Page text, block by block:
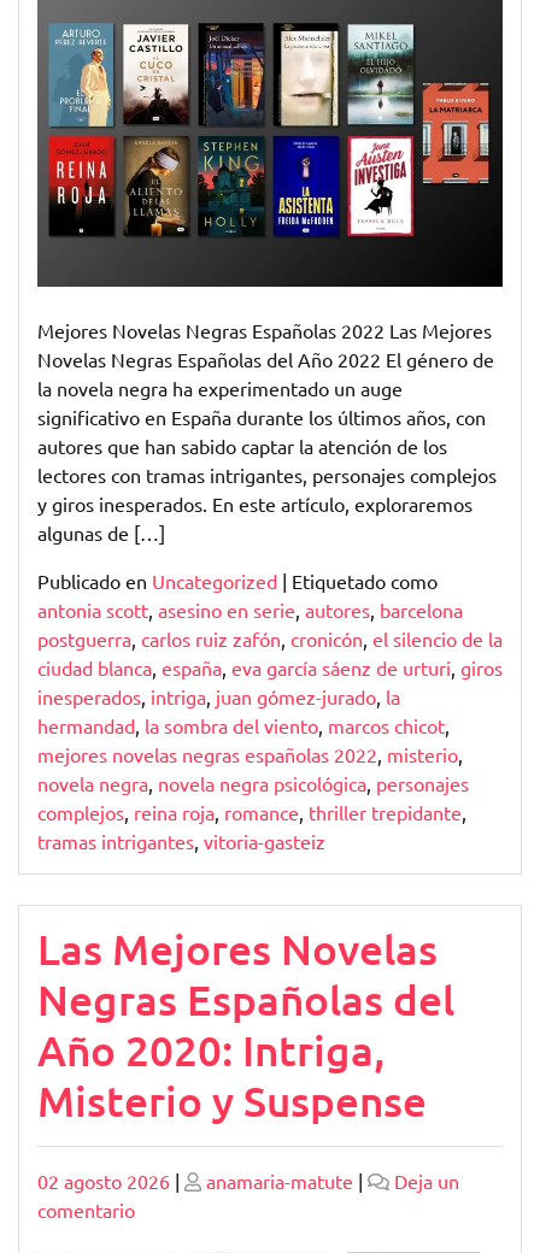
Novelas
Negras
Españolas
del
2022:
Intriga,
Misterio
y
Mejores Novelas Negras Españolas 2022 Las Mejores
Novelas Negras Españolas del Año 2022 El género de
la novela negra ha experimentado un auge
significativo en España durante los últimos años, con
autores que han sabido captar la atención de los
lectores con tramas intrigantes, personajes complejos
y giros inesperados. En este artículo, exploraremos
algunas de […]
Publicado en Uncategorized | Etiquetado como
antonia scott, asesino en serie, autores, barcelona
postguerra, carlos ruiz zafón, cronicón, el silencio de la
ciudad blanca, españa, eva garcía sáenz de urturi, giros
inesperados, intriga, juan gómez-jurado, la
hermandad, la sombra del viento, marcos chicot,
mejores novelas negras españolas 2022, misterio,
novela negra, novela negra psicológica, personajes
complejos, reina roja, romance, thriller trepidante,
tramas intrigantes, vitoria-gasteiz
Las Mejores Novelas
Negras Españolas del
Año 2020: Intriga,
Misterio y Suspense
Publicado
02 agosto 2026 | Publicado
anamaria-matute |
Deja un
comentarioen